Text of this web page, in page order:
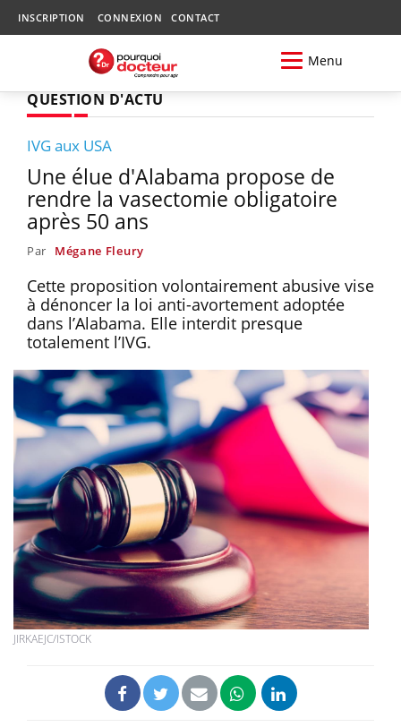
INSCRIPTION CONNEXION CONTACT
Menu
QUESTION D'ACTU
IVG aux USA
Une élue d'Alabama propose de
rendre la vasectomie obligatoire
après 50 ans
Par Mégane Fleury
Cette proposition volontairement abusive vise
à dénoncer la loi anti-avortement adoptée
dans l’Alabama. Elle interdit presque
totalement l’IVG.
JIRKAEJC/ISTOCK